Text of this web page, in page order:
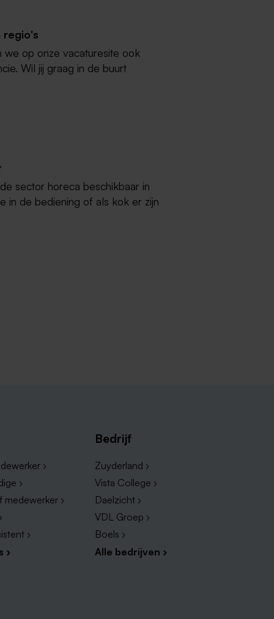
regio's
we op onze vacaturesite ook
Wil jij graag in de buurt
sector horeca beschikbaar in
in de bediening of als kok er zijn
›
›
medewerker ›
›
›
Bedrijf
Zuyderland ›
Vista College ›
Daelzicht ›
VDL Groep ›
Boels ›
Alle bedrijven ›